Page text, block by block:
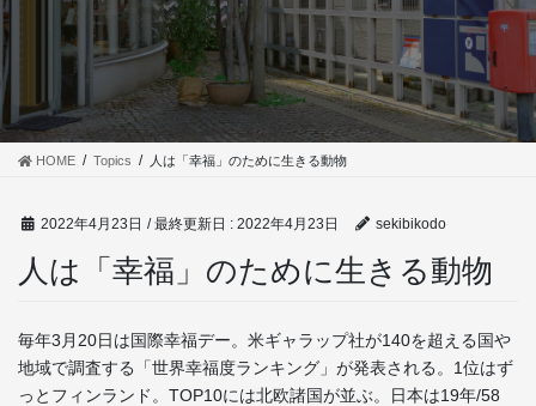
HOME Topics 人は「幸福」のために生きる動物
2022年4月23日 / 最終更新日 : 2022年4月23日 sekibikodo
人は「幸福」のために生きる動物
毎年3月20日は国際幸福デー。米ギャラップ社が140を超える国や
地域で調査する「世界幸福度ランキング」が発表される。1位はず
っとフィンランド。TOP10には北欧諸国が並ぶ。日本は19年/58